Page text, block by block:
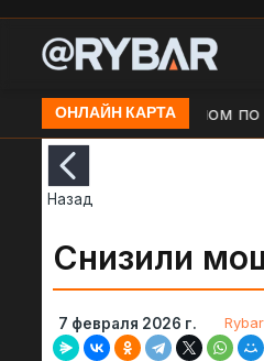
ОНЛАЙН КАРТА
Удар дроном по
Назад
Снизили
7 февраля 2026 г. Rybar